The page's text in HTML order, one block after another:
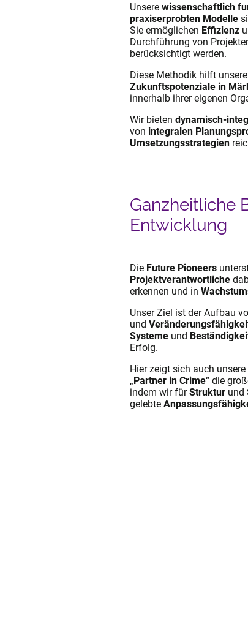
Unsere wissenschaftlich
praxiserprobten Modelle
Sie ermöglichen Effizienz
Durchführung von
berücksichtigt werden.
Diese Methodik hilft
Zukunftspotenziale in
innerhalb ihrer eigenen
Wir bieten dynamisch-
von integralen
Umsetzungsstrategien
Ganzheitliche
Entwicklung
Die Future Pioneers
Projektverantwortliche
erkennen und in
Unser Ziel ist der Aufbau
und
Systeme und
Erfolg.
Hier zeigt sich auch
„ Partner in Crime“ die
indem wir fürStruktur und
gelebte